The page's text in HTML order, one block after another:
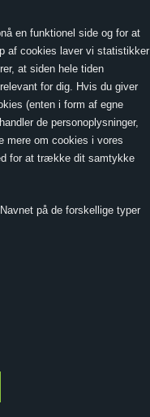
en funktionel side og for at
af cookies laver vi statistikker
at siden hele tiden
for dig. Hvis du giver
(enten i form af egne
de personoplysninger,
mere om cookies i vores
for at trække dit samtykke
på de forskellige typer
0,00
MENU